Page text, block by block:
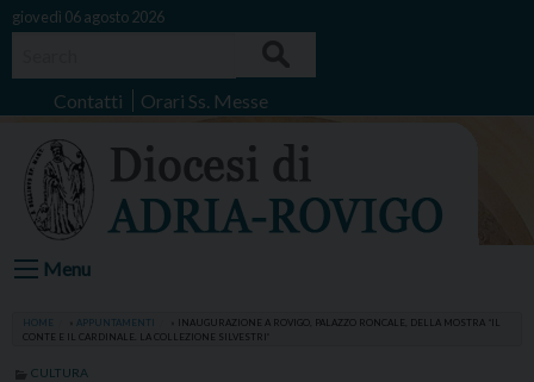
Skip
giovedì 06 agosto 2026
Contatti Orari Ss. Messe
Menu
HOME APPUNTAMENTI
INAUGURAZIONE A ROVIGO, PALAZZO RONCALE, DELLA MOSTRA “IL
CONTE E IL CARDINALE. LA COLLEZIONE SILVESTRI”
CULTURA